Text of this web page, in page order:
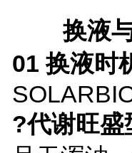
换液
01 换液时
?代谢旺盛